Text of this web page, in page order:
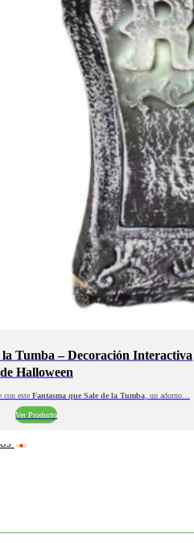
la Tumba – Decoración Interactiva
de Halloween
con este Fantasma que Sale de la Tumba, un adorno…
Ver Producto